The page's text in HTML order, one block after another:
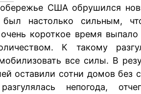
США обрушился
был настолько сильным,
короткое время
К такому
все силы. В
оставили сотни домов без
непогода,